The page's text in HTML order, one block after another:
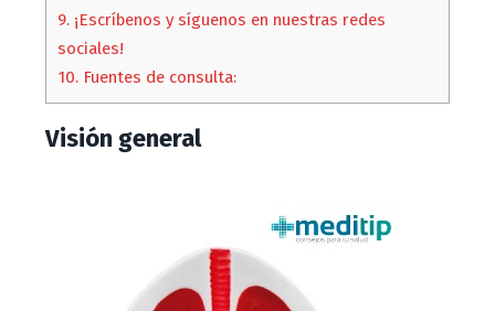
9.¡Escríbenos y síguenos en nuestras redes
sociales!
10.Fuentes de consulta:
Visión general